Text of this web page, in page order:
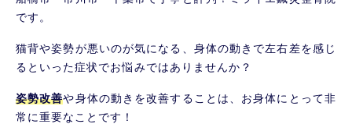
です。
猫背や姿勢が悪いのが気になる、身体の動きで左右差を感じ
るといった症状でお悩みではありませんか？
姿勢改善や身体の動きを改善することは、お身体にとって非
常に重要なことです！